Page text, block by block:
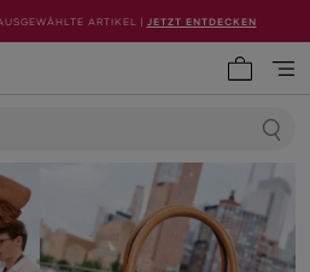
ARTIKEL | JETZT ENTDECKEN